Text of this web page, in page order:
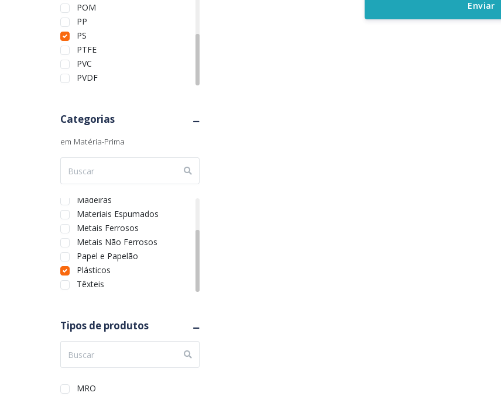
Tipos de produtos
MRO
Rio Grande do Sul
Rondônia
Roraima
Santa Catarina
São Paulo
Sergipe
Categorias
em Matéria-Prima
Borrachas
Cerâmicos
Compósitos
Madeiras
Materiais Espumados
Metais Ferrosos
Metais Não Ferrosos
Papel e Papelão
Plásticos
Têxteis
POM
PP
PS
PTFE
PVC
PVDF
Enviar